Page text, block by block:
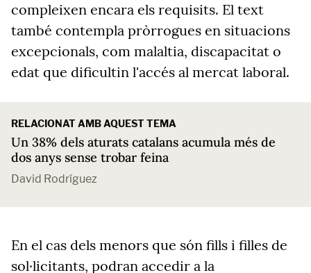
compleixen encara els requisits. El text
també contempla pròrrogues en situacions
excepcionals, com malaltia, discapacitat o
edat que dificultin l'accés al mercat laboral.
RELACIONAT AMB AQUEST TEMA
Un 38% dels aturats catalans acumula més de
dos anys sense trobar feina
David Rodríguez
En el cas dels menors que són fills i filles de
sol·licitants, podran accedir a la